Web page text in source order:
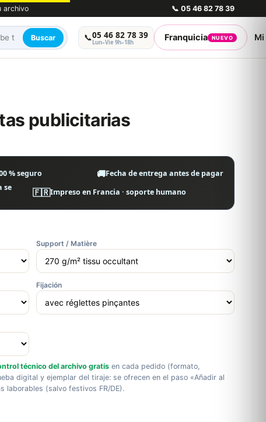
archivo 📞 05 46 82 78 39
Buscar 📞05 46 82 78 39
Lun–Vie 9h–18h Franquicia NUEVO
publicitarias
% seguro 🚚Fecha de entrega antes de pagar
se
🇫🇷Impreso en Francia · soporte humano
Support / Matière
Fijación
técnico del archivo gratisen cada pedido (formato,
digital y ejemplar del tiraje: se ofrecen en el paso «Añadir al
laborables (salvo festivos FR/DE).